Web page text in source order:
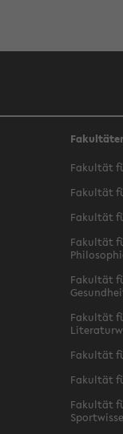
Fakultät
Fakultät
Fakultät
Fakultät
Fakultät
Fakultät
Fakultät
Fakultät
Fakultät